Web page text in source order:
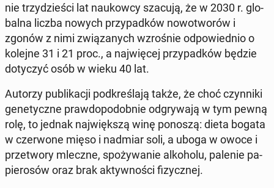
nie trzy­dzie­ści lat na­ukow­cy szacują, że w 2030 r. glo­
bal­na liczba nowych przy­pad­ków no­wo­two­rów i
zgonów z nimi zwią­za­nych wzro­śnie od­po­wied­nio o
kolejne 31 i 21 proc., a naj­wię­cej przy­pad­ków będzie
do­ty­czyć osób w wieku 40 lat.
Autorzy pu­bli­ka­cji pod­kre­śla­ją także, że choć czyn­ni­ki
ge­ne­tycz­ne praw­do­po­dob­nie od­gry­wa­ją w tym pewną
rolę, to jednak naj­więk­szą winę ponoszą: dieta bogata
w czer­wo­ne mięso i nadmiar soli, a uboga w owoce i
prze­two­ry mleczne, spo­ży­wa­nie al­ko­ho­lu, palenie pa­
pie­ro­sów oraz brak ak­tyw­no­ści fi­zycz­nej.